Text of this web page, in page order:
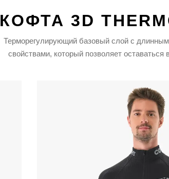
КОФТА 3D
Терморегулирующий базовый слой с
свойствами, который позволяет оставаться